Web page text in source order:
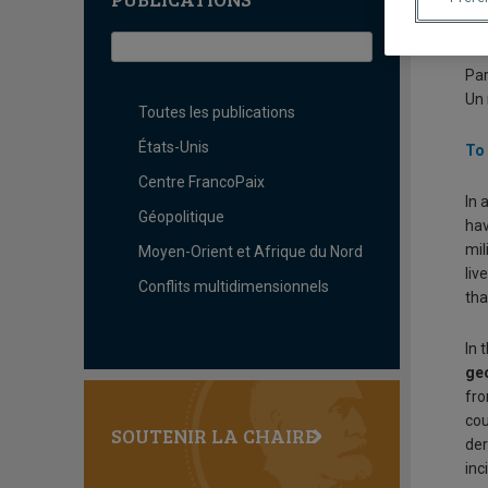
Toutes les publications
États-Unis
Centre FrancoPaix
Géopolitique
Moyen-Orient et Afrique du Nord
Conflits multidimensionnels
SOUTENIR LA CHAIRE
In
In